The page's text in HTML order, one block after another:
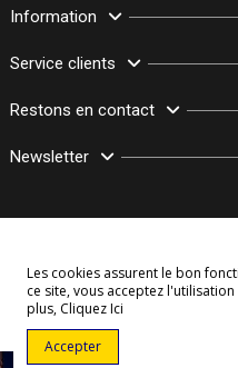
Information
Service clients
Restons en contact
Newsletter
© Copyright 2003–2026
Les cookies assurent le bon
ce site, vous acceptez
plus, Cliquez Ici
Accepter